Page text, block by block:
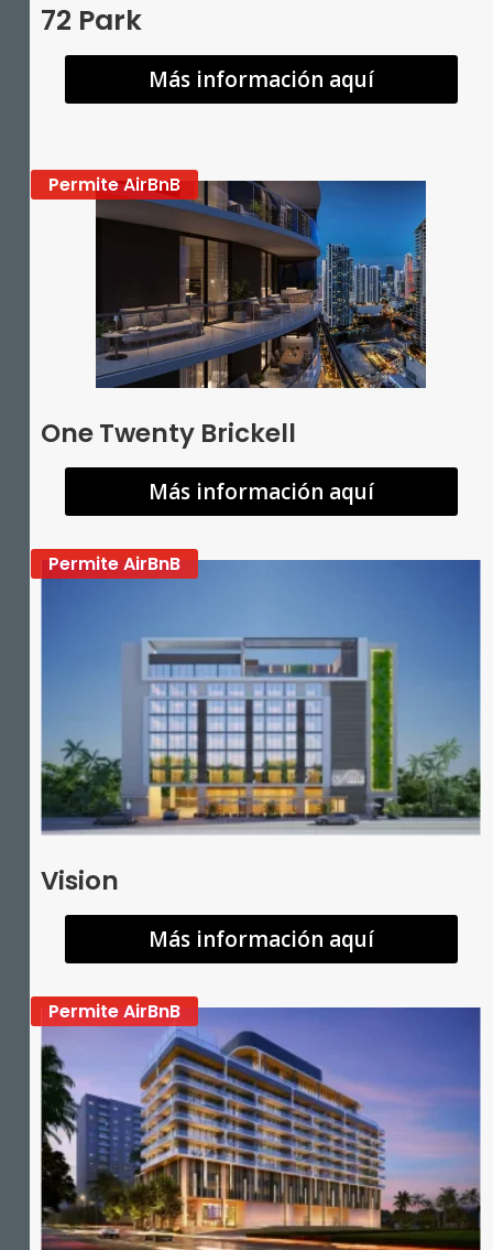
72 Park
Más información aquí
Permite AirBnB
One Twenty Brickell
Más información aquí
Permite AirBnB
Vision
Más información aquí
Permite AirBnB